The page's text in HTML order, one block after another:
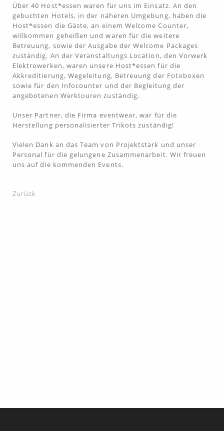
Über 40 Host*essen waren für uns im Einsatz. An den
gebuchten Hotels, in der näheren Umgebung, haben die
Host*essen die Gäste, an einem Welcome Counter,
willkommen geheißen und waren für die weitere
Betreuung, sowie der Ausgabe der Welcome Packages
zuständig. An der Veranstaltungs Location, den Vorwerk
Elektrowerken, waren unsere Host*essen für die
Akkreditierung, Wegeleitung, Betreuung der Fotoboxen
sowie für den Infocounter und der Begleitung der
angebotenen Werktouren zuständig.
Unser Partner, die Firma eventwear, war für die
Herstellung personalisierter Trikots zuständig!
Vielen Dank an das Team von Projektstark und unser
Personal für die gelungene Zusammenarbeit. Wir freuen
uns auf die kommenden Events.
Zurück